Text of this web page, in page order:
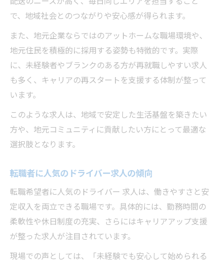
で、地域社会とのつながりや安心感が得られます。
また、地元企業ならではのアットホームな職場環境や、
地元住民を積極的に採用する姿勢も特徴的です。実際
に、未経験者やブランクのある方が再就職しやすい求人
も多く、キャリアの再スタートを支援する体制が整って
います。
このような求人は、地域で安定した生活基盤を築きたい
方や、地元コミュニティに貢献したい方にとって最適な
選択肢となります。
転職者に人気のドライバー求人の傾向
転職希望者に人気のドライバー 求人は、働きやすさと安
定収入を両立できる職場です。具体的には、勤務時間の
柔軟性や休日制度の充実、さらにはキャリアアップ支援
が整った求人が注目されています。
現場での声としては、「未経験でも安心して始められる